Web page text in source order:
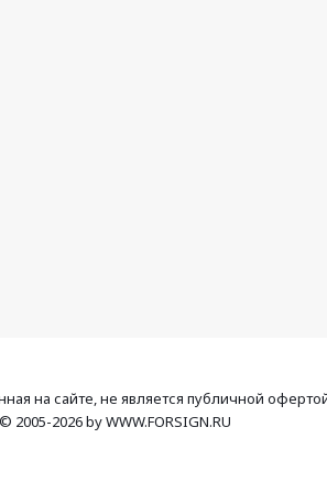
на сайте, не является публичной
2005-2026 by WWW.FORSIGN.RU